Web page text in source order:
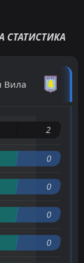
СТАТИСТИКА
Вила
2
0
0
0
0